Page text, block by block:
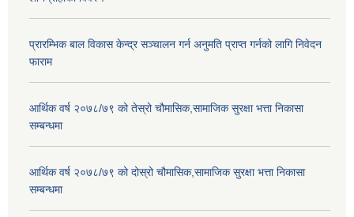
प्रारम्भिक बाल विकास केन्द्र सञ्चालन गर्न अनुमति प्राप्त गर्नको लागि निवेदन
फाराम
आर्थिक वर्ष २०७८/७९ को तेस्रो चौमासिक,सामाजिक सुरक्षा भत्ता निकासा
सम्बन्धमा
आर्थिक वर्ष २०७८/७९ को दोस्रो चौमासिक,सामाजिक सुरक्षा भत्ता निकासा
सम्बन्धमा